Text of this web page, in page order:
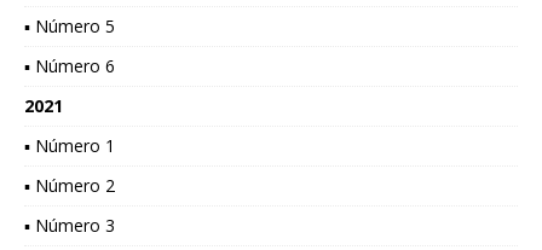
▪ Número 5
▪ Número 6
2021
▪ Número 1
▪ Número 2
▪ Número 3